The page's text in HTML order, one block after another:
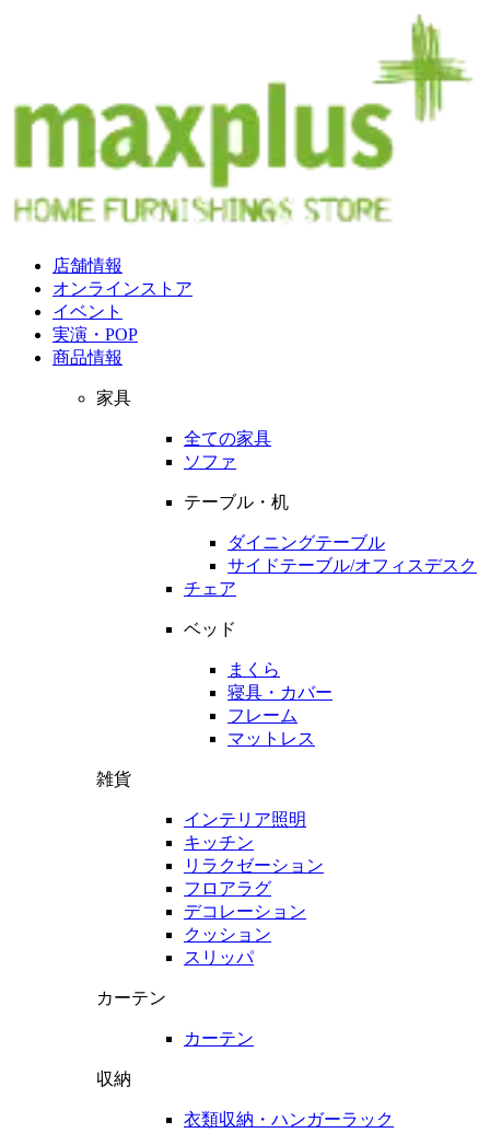
店舗情報
オンラインストア
イベント
実演・POP
商品情報
家具
全ての家具
ソファ
テーブル・机
ダイニングテーブル
サイドテーブル/オフィスデスク
チェア
ベッド
まくら
寝具・カバー
フレーム
マットレス
雑貨
インテリア照明
キッチン
リラクゼーション
フロアラグ
デコレーション
クッション
スリッパ
カーテン
カーテン
収納
衣類収納・ハンガーラック